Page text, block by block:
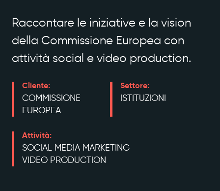
Raccontare le iniziative e la vision
della Commissione Europea con
attività social e video production.
Cliente:
COMMISSIONE
EUROPEA
Settore:
ISTITUZIONI
Attività:
SOCIAL MEDIA MARKETING
VIDEO PRODUCTION